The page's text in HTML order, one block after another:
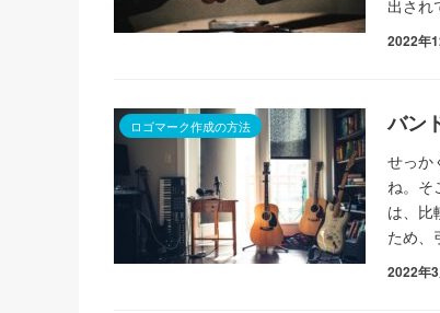
出され
2022年
ロゴマーク作成の方法 バン
せっか
ね。そ
は、比
ため、
2022年